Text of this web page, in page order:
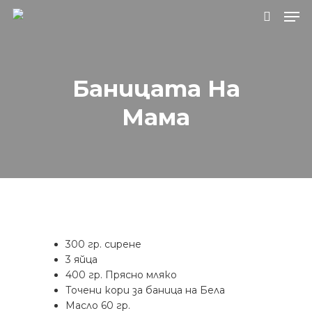
да затворите.
Баницата На
Мама
300 гр. сирене
3 яйца
400 гр. Прясно мляко
Точени кори за баница на Бела
Масло 60 гр.